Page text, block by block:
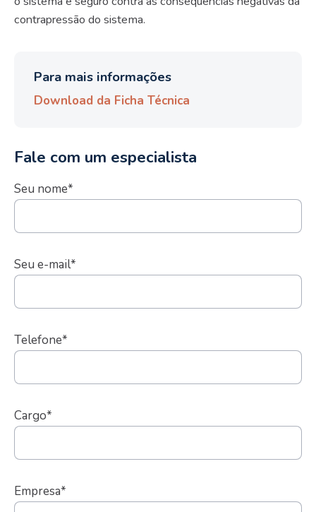
contrapressão do sistema.
Para mais informações
Download da Ficha Técnica
Fale com um especialista
Seu nome*
Seu e-mail*
Telefone*
Cargo*
Empresa*